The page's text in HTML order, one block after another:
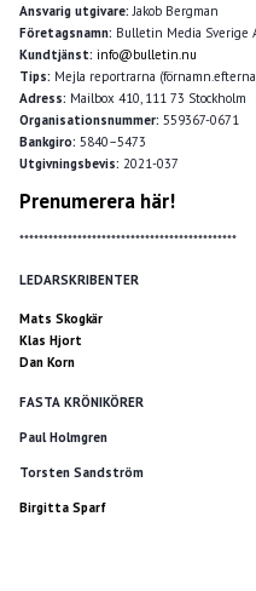
Ansvarig utgivare: Jakob Bergman
Företagsnamn: Bulletin Media Sverige
Kundtjänst: info@bulletin.nu
Tips: Mejla reportrarna
Adress: Mailbox 410, 111 73 Stockholm
Organisationsnummer: 559367-0671
Bankgiro: 5840–5473
Utgivningsbevis: 2021-037
Prenumerera här!
*********************************************
LEDARSKRIBENTER
Mats Skogkär
Klas Hjort
Dan Korn
FASTA KRÖNIKÖRER
Paul Holmgren
Torsten Sandström
Birgitta Sparf